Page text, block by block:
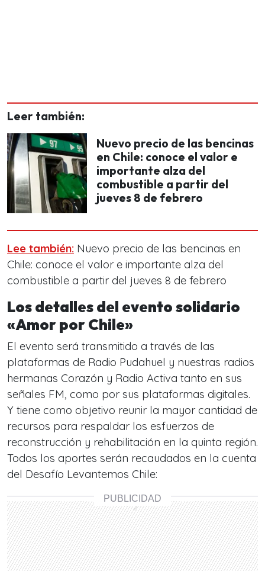
Leer también:
Nuevo precio de las bencinas
en Chile: conoce el valor e
importante alza del
combustible a partir del
jueves 8 de febrero
Lee también: Nuevo precio de las bencinas en
Chile: conoce el valor e importante alza del
combustible a partir del jueves 8 de febrero
Los detalles del evento solidario
«Amor por Chile»
El evento será transmitido a través de las
plataformas de Radio Pudahuel y nuestras radios
hermanas Corazón y Radio Activa tanto en sus
señales FM, como por sus plataformas digitales.
Y tiene como objetivo reunir la mayor cantidad de
recursos para respaldar los esfuerzos de
reconstrucción y rehabilitación en la quinta región.
Todos los aportes serán recaudados en la cuenta
del Desafío Levantemos Chile: